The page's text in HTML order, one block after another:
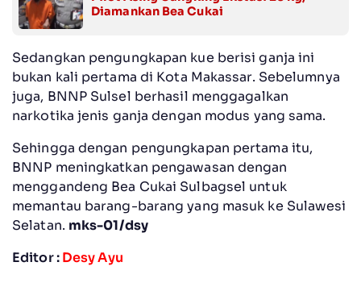
Diamankan Bea Cukai
Sedangkan pengungkapan kue berisi ganja ini
bukan kali pertama di Kota Makassar. Sebelumnya
juga, BNNP Sulsel berhasil menggagalkan
narkotika jenis ganja dengan modus yang sama.
Sehingga dengan pengungkapan pertama itu,
BNNP meningkatkan pengawasan dengan
menggandeng Bea Cukai Sulbagsel untuk
memantau barang-barang yang masuk ke Sulawesi
Selatan. mks-01/dsy
Editor :Desy Ayu